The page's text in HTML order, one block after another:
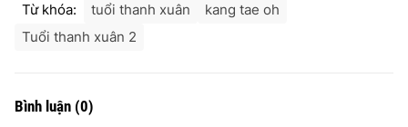
Từ khóa: tuổi thanh xuân
kang tae oh
Tuổi thanh xuân 2
Bình luận (0)